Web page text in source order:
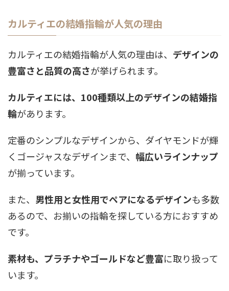
カルティエの結婚指輪が人気の理由
カルティエの結婚指輪が人気の理由は、 デザインの
豊富さと品質の高さが挙げられます。
カルティエには、100種類以上のデザインの結婚指
輪があります。
定番のシンプルなデザインから、ダイヤモンドが輝
くゴージャスなデザインまで、 幅広いラインナップ
が揃っています。
また、 男性用と女性用でペアになるデザインも多数
あるので、お揃いの指輪を探している方におすすめ
です。
素材も、プラチナやゴールドなど豊富に取り扱って
います。